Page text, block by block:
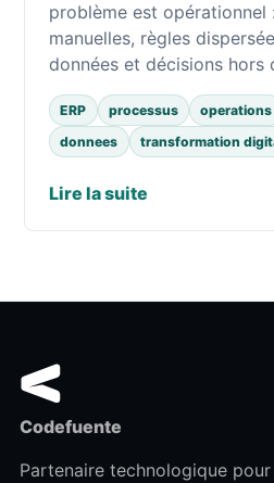
problème est opérationnel
manuelles, règles
données et décisions hors
ERP processus operations
donnees
transformation
Lire la suite
Codefuente
Partenaire technologique